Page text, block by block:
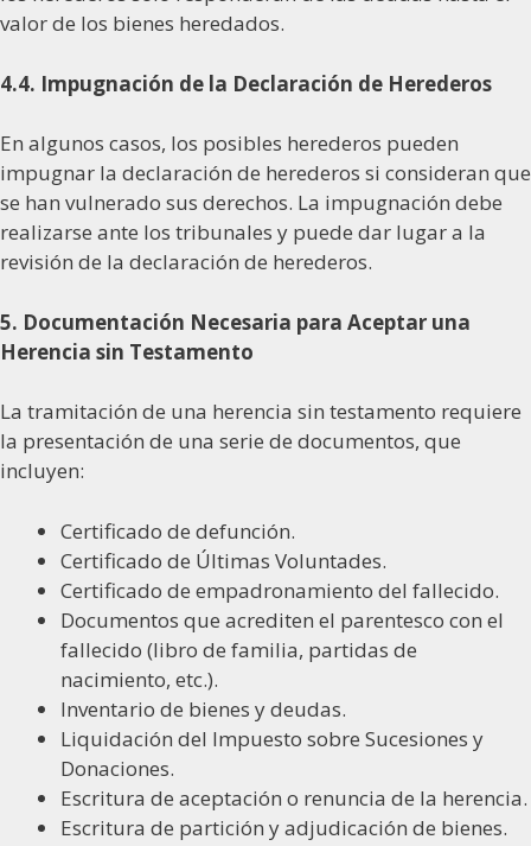
valor de los bienes heredados.
4.4. Impugnación de la Declaración de Herederos
En algunos casos, los posibles herederos pueden
impugnar la declaración de herederos si consideran que
se han vulnerado sus derechos. La impugnación debe
realizarse ante los tribunales y puede dar lugar a la
revisión de la declaración de herederos.
5. Documentación Necesaria para Aceptar una
Herencia sin Testamento
La tramitación de una herencia sin testamento requiere
la presentación de una serie de documentos, que
incluyen:
Certificado de defunción.
Certificado de Últimas Voluntades.
Certificado de empadronamiento del fallecido.
Documentos que acrediten el parentesco con el
fallecido (libro de familia, partidas de
nacimiento, etc.).
Inventario de bienes y deudas.
Liquidación del Impuesto sobre Sucesiones y
Donaciones.
Escritura de aceptación o renuncia de la herencia.
Escritura de partición y adjudicación de bienes.